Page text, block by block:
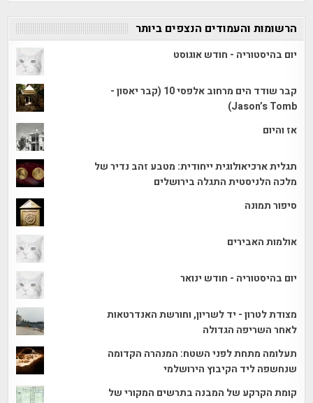
הרשומות והעמודים הנצפים ביותר
יום בהיסטוריה - חודש אוגוסט
קבר שודד הים מרחוב אלפסי 10 (קבר יאסון -
Jason’s Tomb)
אז והיום
תגלית ארכיאולוגית ייחודית: מטבע זהב נדיר של
מלכה הלניסטית התגלה בירושלים
סיפור תמונה
אולמות האבירים
יום בהיסטוריה - חודש ינואר
מצודת לטרון - יד לשריון, וחורשת האנדרטאות
לאחר השריפה הגדולה
תעלומה מתחת לפני השטח: המנהרה הקדומה
שנחשפה ליד הקיבוץ הירושלמי
קומת הקרקע של המבנה בתרשים המקורי של